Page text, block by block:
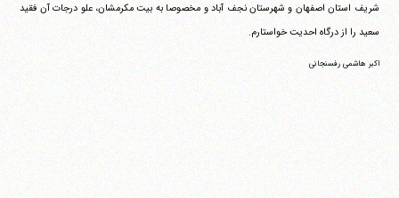
شریف استان اصفهان و شهرستان نجف آباد و مخصوصا به بیت مکرمشان، علو درجات آن فقید
سعید را از درگاه احدیت خواستارم.
اکبر هاشمی رفسنجانی